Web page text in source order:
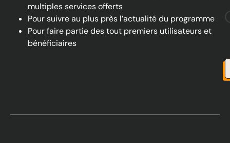
multiples services offerts
Pour suivre au plus près l’actualité du programme
Pour faire partie des tout premiers utilisateurs et
bénéficiaires